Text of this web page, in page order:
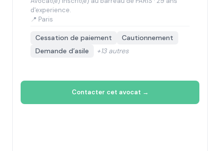
d'experience.
📍 Paris
Cessation de paiement
Cautionnement
Demande d’asile
+13 autres
Contacter cet avocat →